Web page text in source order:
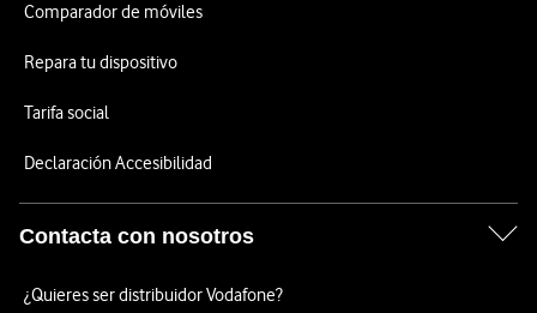
Comparador de móviles
Repara tu dispositivo
Tarifa social
Declaración Accesibilidad
Contacta con nosotros
¿Quieres ser distribuidor Vodafone?